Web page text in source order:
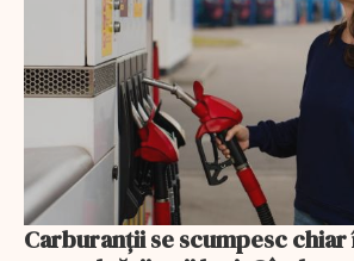
Carburanții se scumpesc chiar